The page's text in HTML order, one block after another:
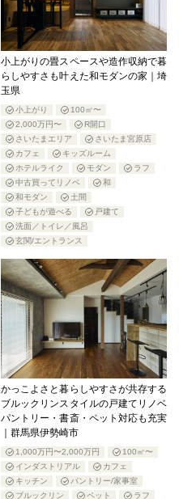
小上がりの畳スペースや造作収納で暮
らしやすさも叶えた和モダンの家｜埼
玉県
小上がり
100㎡〜
2,000万円〜
R開口
さいたまエリア
さいたま宮原店
カフェ
キッズルーム
ホテルライク
モダン
ラフ
中古買ってリノベ
和
和モダン
土間
子どもが遊べる
戸建て
洗面／トイレ／風呂
玄関/エントランス
かっこよさと暮らしやすさが共存する
ブルックリンスタイルの戸建てリノベ
パントリー・書斎・ペット対応も充実
｜群馬県伊勢崎市
1,000万円〜2,000万円
100㎡〜
インダストリアル
カフェ
キッチン
パントリー/家事室
ブルックリン
ペット
ラフ